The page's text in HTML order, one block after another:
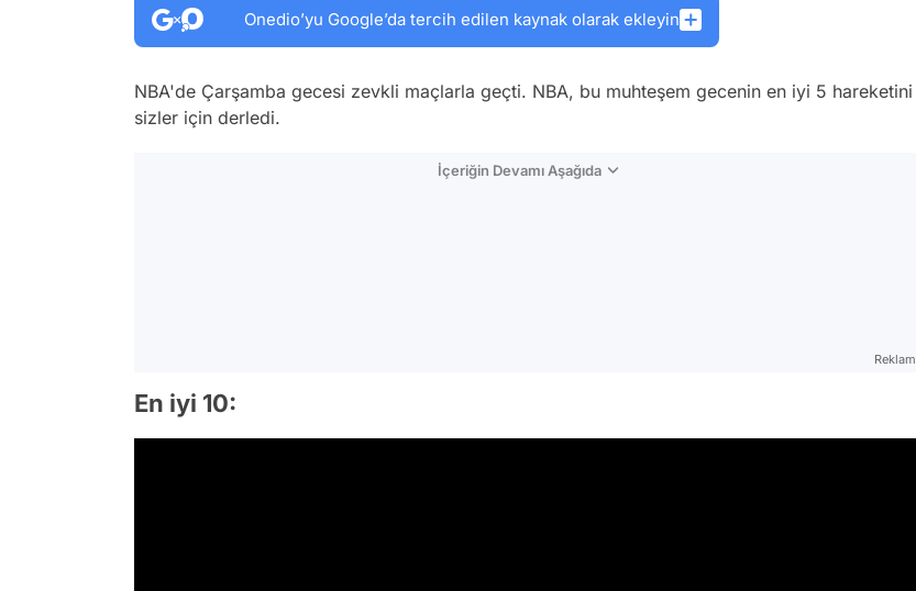
Onedio’yu Google’da tercih edilen kaynak olarak ekleyin
NBA'de Çarşamba gecesi zevkli maçlarla geçti. NBA, bu muhteşem gecenin en iyi 5 hareketini
sizler için derledi.
İçeriğin Devamı Aşağıda
Reklam
En iyi 10: